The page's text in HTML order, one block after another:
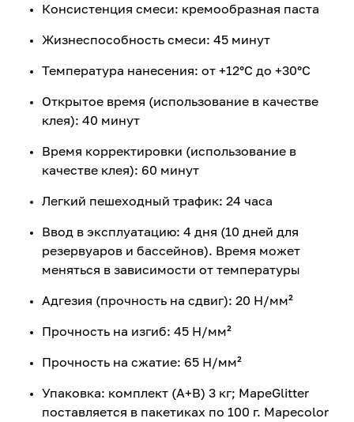
Консистенция смеси: кремообразная паста
Жизнеспособность смеси: 45 минут
Температура нанесения: от +12°C до +30°C
Открытое время (использование в качестве
клея): 40 минут
Время корректировки (использование в
качестве клея): 60 минут
Легкий пешеходный трафик: 24 часа
Ввод в эксплуатацию: 4 дня (10 дней для
резервуаров и бассейнов). Время может
меняться в зависимости от температуры
Адгезия (прочность на сдвиг): 20 Н/мм²
Прочность на изгиб: 45 Н/мм²
Прочность на сжатие: 65 Н/мм²
Упаковка: комплект (А+В) 3 кг; MapeGlitter
поставляется в пакетиках по 100 г. Mapecolor